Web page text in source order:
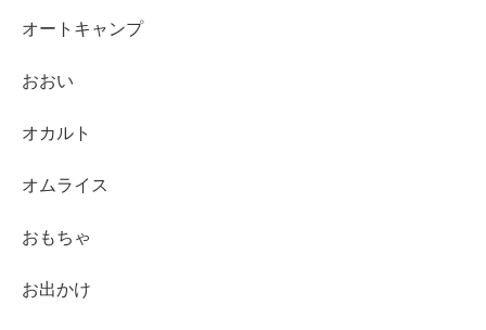
オートキャンプ
おおい
オカルト
オムライス
おもちゃ
お出かけ